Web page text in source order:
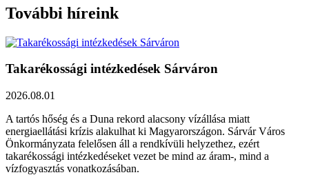
További híreink
Takarékossági intézkedések Sárváron
2026.08.01
A tartós hőség és a Duna rekord alacsony vízállása miatt
energiaellátási krízis alakulhat ki Magyarországon. Sárvár Város
Önkormányzata felelősen áll a rendkívüli helyzethez, ezért
takarékossági intézkedéseket vezet be mind az áram-, mind a
vízfogyasztás vonatkozásában.